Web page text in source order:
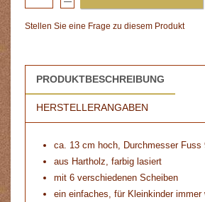
Stellen Sie eine Frage zu diesem Produkt
PRODUKTBESCHREIBUNG
HERSTELLERANGABEN
ca. 13 cm hoch, Durchmesser Fuss
aus Hartholz, farbig lasiert
mit 6 verschiedenen Scheiben
ein einfaches, für Kleinkinder immer